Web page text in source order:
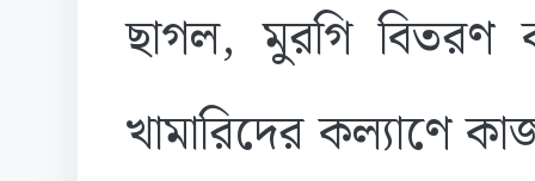
ছাগল, মুরগি
খামারিদের কল্যাণে